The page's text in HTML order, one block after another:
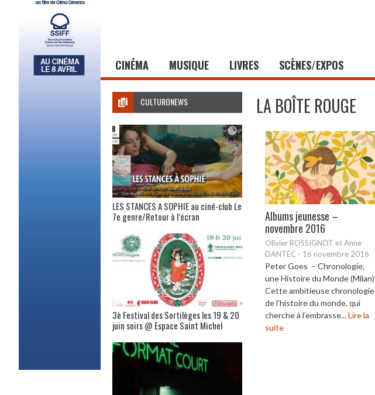
CINÉMA MUSIQUE LIVRES SCÈNES/EXPOS
LA BOÎTE ROUGE
Albums jeunesse –
novembre 2016
Olivier ROSSIGNOT et Anne
DANTEC - 16 novembre 2016
Peter Goes – Chronologie,
une Histoire du Monde (Milan)
Cette ambitieuse chronologie
de l’histoire du monde, qui
cherche à l’embrasse...Lire la
suite
CULTURONEWS
LES STANCES A SOPHIE au ciné-club Le
7e genre/Retour à l’écran
3è Festival des Sortilèges les 19 & 20
juin soirs @ Espace Saint Michel